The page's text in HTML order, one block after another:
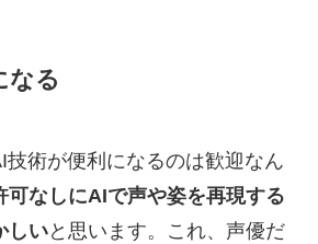
なる
技術が便利になるのは歓迎なん
可なしにAIで声や姿を再現する
しいと思います。これ、声優だ